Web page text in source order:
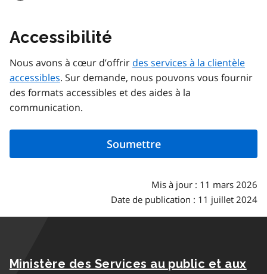
Accessibilité
Nous avons à cœur d’offrir des services à la clientèle
accessibles. Sur demande, nous pouvons vous fournir
des formats accessibles et des aides à la
communication.
Mis à jour : 11 mars 2026
Date de publication : 11 juillet 2024
Ministère des Services au public et aux